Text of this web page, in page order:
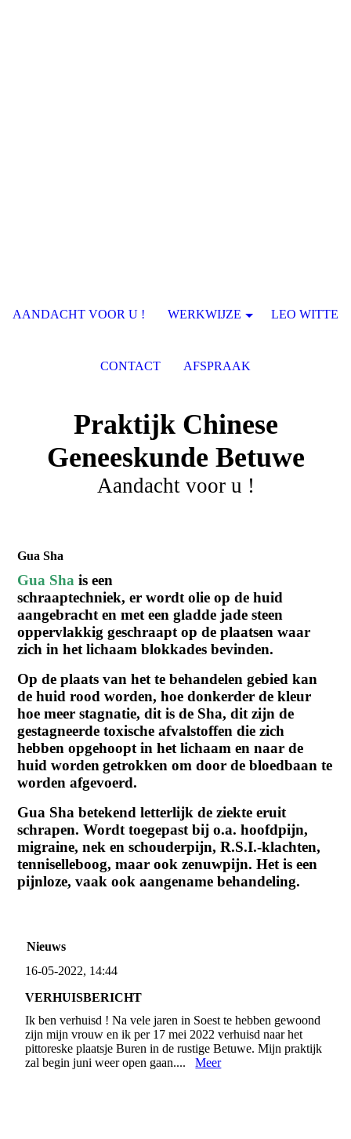
Praktijk Chinese
Geneeskunde Betuwe
Aandacht voor u !
Gua Sha
Gua Sha is een
schraaptechniek, er wordt olie op de huid
aangebracht en met een gladde jade steen
oppervlakkig geschraapt op de plaatsen waar
zich in het lichaam blokkades bevinden.
Op de plaats van het te behandelen gebied kan
de huid rood worden, hoe donkerder de kleur
hoe meer stagnatie, dit is de Sha, dit zijn de
gestagneerde toxische afvalstoffen die zich
hebben opgehoopt in het lichaam en naar de
huid worden getrokken om door de bloedbaan te
worden afgevoerd.
Gua Sha betekend letterlijk de ziekte eruit
schrapen. Wordt toegepast bij o.a. hoofdpijn,
migraine, nek en schouderpijn, R.S.I.-klachten,
tenniselleboog, maar ook zenuwpijn. Het is een
pijnloze, vaak ook aangename behandeling.
Nieuws
16-05-2022, 14:44
VERHUISBERICHT
Ik ben verhuisd ! Na vele jaren in Soest te hebben gewoond
zijn mijn vrouw en ik per 17 mei 2022 verhuisd naar het
pittoreske plaatsje Buren in de rustige Betuwe. Mijn praktijk
zal begin juni weer open gaan....Meer
AANDACHT VOOR U ! WERKWIJZE LEO WITTE
CONTACT AFSPRAAK